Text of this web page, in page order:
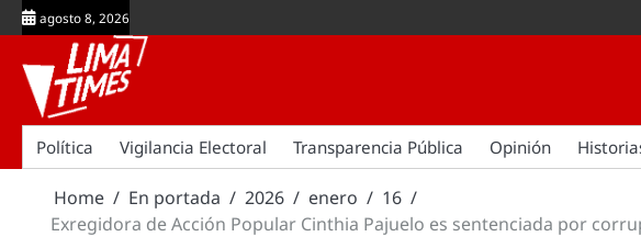
Skip
to
content
agosto 8, 2026
Política Vigilancia Electoral Transparencia Pública Opinión
Home En portada 2026 enero
16
Exregidora de Acción Popular Cinthia Pajuelo es sentenciada por